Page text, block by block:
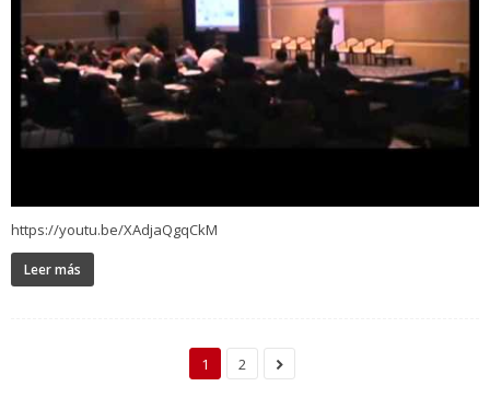
https://youtu.be/XAdjaQgqCkM
Leer más
1 2